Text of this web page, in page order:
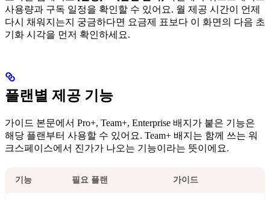
사용량과 구독 일정을 확인할 수 있어요. 월 제공 시간이 언제
다시 채워지는지 궁금하다면 요금제 표보다 이 화면의 다음 초
기화 시각을 먼저 확인하세요.
플랜별 제공 기능
가이드 본문에서 Pro+, Team+, Enterprise 배지가 붙은 기능은
해당 플랜부터 사용할 수 있어요. Team+ 배지는 함께 쓰는 워
크스페이스에서 진가가 나오는 기능이라는 뜻이에요.
기능 필요 플랜 가이드